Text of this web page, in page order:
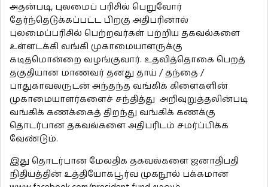
அதன்படி, புலமைப் பரிசில் பெறுவோர்
தேர்ந்தெடுக்கப்பட்ட பிறகு அதிபரினால்
புலமைப்பரிசில் பெற்றவர்கள் பற்றிய தகவல்களை
உள்ளடக்கி வங்கி முகாமையாளருக்கு
கடிதமொன்றை வழங்குவார். உதவித்தொகை பெறத்
தகுதியான மாணவர் தனது தாய் / தந்தை /
பாதுகாவலருடன் அந்தந்த வங்கிக் கிளைகளின்
முகாமையாளர்களைச் சந்தித்து அறிவுறுத்தலின்படி
வங்கிக் கணக்கைத் திறந்து வங்கிக் கணக்கு
தொடர்பான தகவல்களை அதிபரிடம் சமர்ப்பிக்க
வேண்டும்.
இது தொடர்பான மேலதிக தகவல்களை ஜனாதிபதி
நிதியத்தின் உத்தியோகபூர்வ முகநூல் பக்கமான